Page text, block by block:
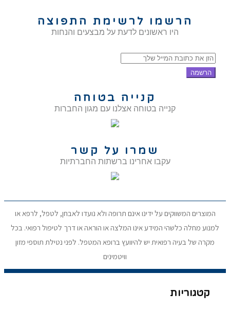
הרשמו לרשימת התפוצה
היו ראשונים לדעת על מבצעים והנחות
הרשמה
קנייה בטוחה
קנייה בטוחה אצלנו עם מגון החברות
שמרו על קשר
עקבו אחרינו ברשתות החברתיות
המוצרים המשווקים על ידינו אינם תרופה ולא נועדו לאבחן, לטפל, לרפא או
למנוע מחלה כלשהי המידע אינו המלצה או הוראה או דרך לטיפול רפואי. בכל
מקרה של בעיה רפואית יש להיוועץ ברופא המטפל. לפני נטילת תוספי מזון
וויטמינים
קטגוריות